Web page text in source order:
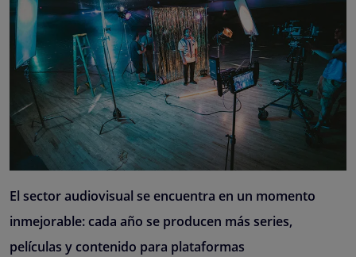
El sector audiovisual se encuentra en un momento
inmejorable: cada año se producen más series,
películas y contenido para plataformas